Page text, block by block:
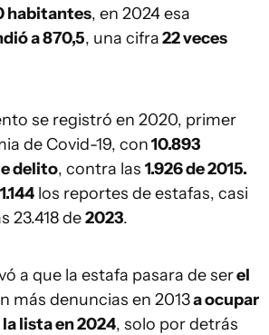
habitantes, en 2024 esa
a 870,5, una cifra22 veces
se registró en 2020, primer
de Covid-19, con10.893
delito, contra las 1.926 de 2015.
los reportes de estafas, casi
23.418 de2023.
a que la estafa pasara de serel
más denuncias en 2013a ocupar
lista en 2024, solo por detrás